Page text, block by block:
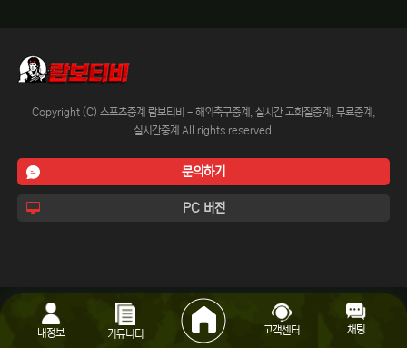
Copyright (C) 스포츠중계 람보티비 - 해외축구중계, 실시간 고화질중계, 무료중계,
실시간중계 All rights reserved.
문의하기
PC 버전
내정보 커뮤니티 고객센터 채팅